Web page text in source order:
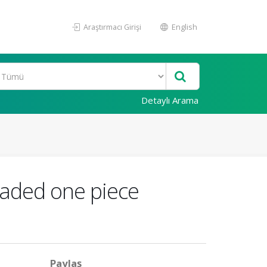
Araştırmacı Girişi English
Detaylı Arama
one piece
Paylaş